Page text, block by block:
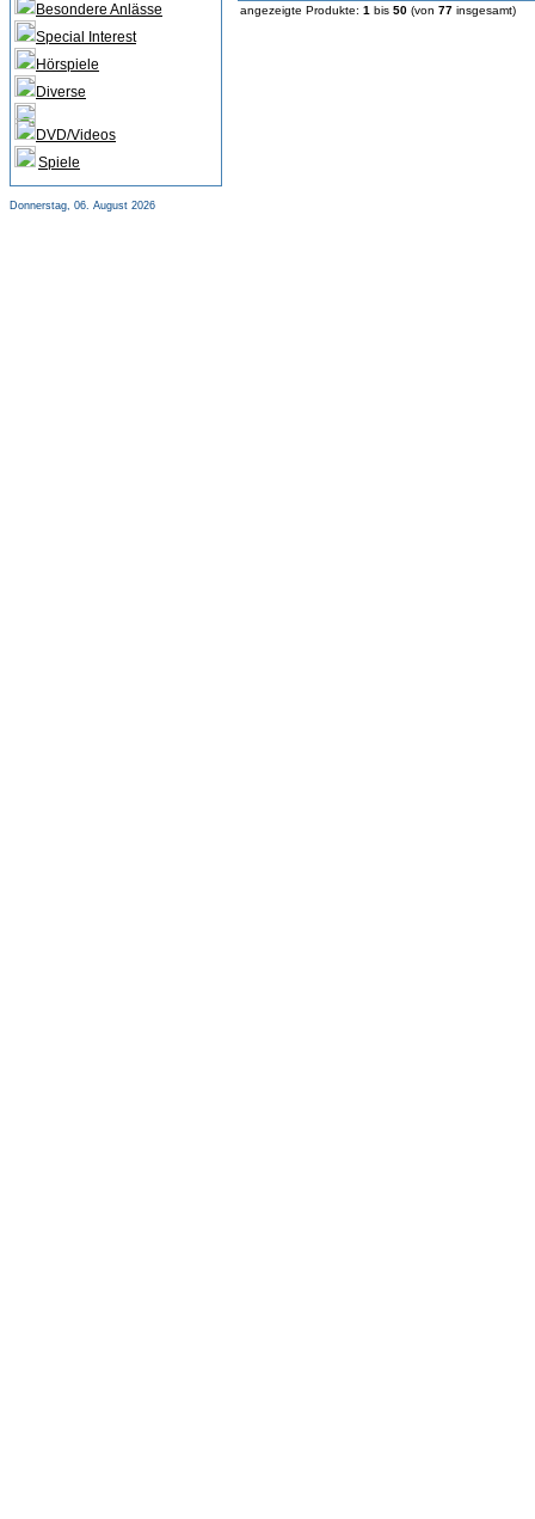
Besondere Anlässe
Special Interest
Hörspiele
Diverse
DVD/Videos
Spiele
angezeigte Produkte: 1 bis 50 (von 77 insgesamt)
Donnerstag, 06. August 2026